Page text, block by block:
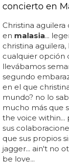
concierto en
Christina
en malasia...
christina
cualquier opción
llevábamos
segundo
en el que
mundo? no lo
mucho más que
the voice
sus
que sus propios
jagger... ain't no
be love...